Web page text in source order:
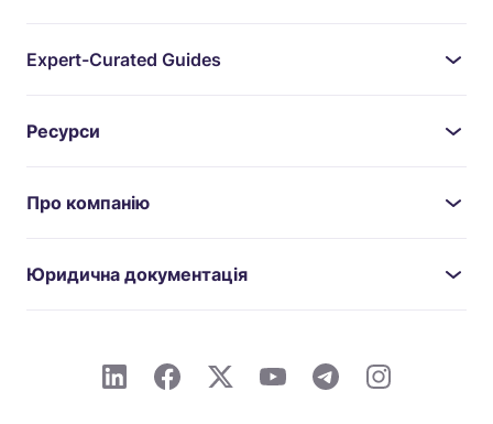
Expert-Curated Guides
Ресурси
Про компанію
Юридична документація